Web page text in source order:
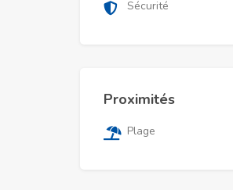
Sécurité
Proximités
Plage